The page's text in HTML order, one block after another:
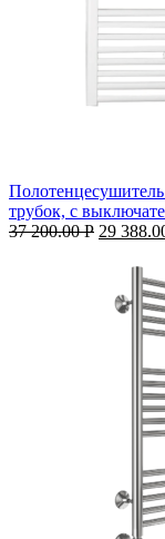
трубок, с
37 200.00Р 29